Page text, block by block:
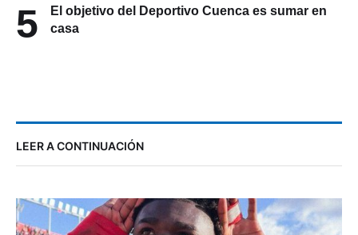
5
El objetivo del Deportivo Cuenca es sumar en
casa
LEER A CONTINUACIÓN